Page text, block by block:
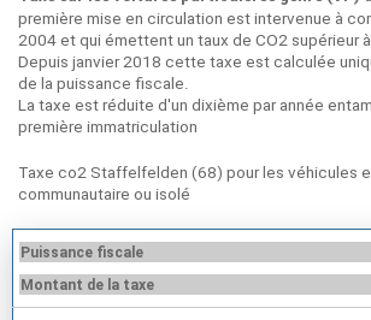
première mise en circulation est intervenue à
2004 et qui émettent un taux de CO2 supérieur
Depuis janvier 2018 cette taxe est calculée
de la puissance fiscale.
La taxe est réduite d'un dixième par année
première immatriculation
Taxe co2 Staffelfelden (68) pour les véhicules
communautaire ou isolé
Puissance fiscale
Montant de la taxe